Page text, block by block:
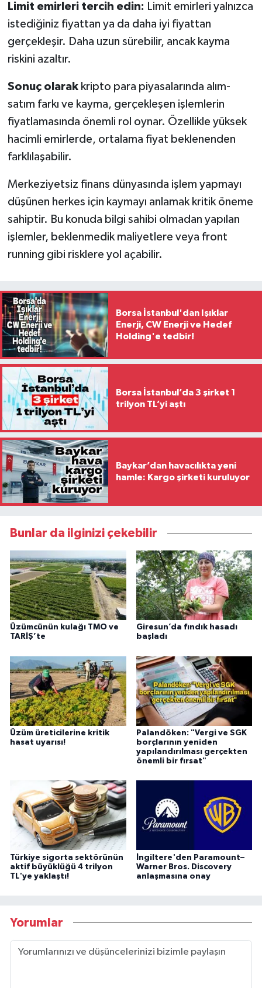
Limit emirleri tercih edin: Limit emirleri yalnızca
istediğiniz fiyattan ya da daha iyi fiyattan
gerçekleşir. Daha uzun sürebilir, ancak kayma
riskini azaltır.
Sonuç olarak kripto para piyasalarında alım-
satım farkı ve kayma, gerçekleşen işlemlerin
fiyatlamasında önemli rol oynar. Özellikle yüksek
hacimli emirlerde, ortalama fiyat beklenenden
farklılaşabilir.
Merkeziyetsiz finans dünyasında işlem yapmayı
düşünen herkes için kaymayı anlamak kritik öneme
sahiptir. Bu konuda bilgi sahibi olmadan yapılan
işlemler, beklenmedik maliyetlere veya front
running gibi risklere yol açabilir.
Borsa İstanbul'dan Işıklar
Enerji, CW Enerji ve Hedef
Holding'e tedbir!
Borsa İstanbul’da 3 şirket 1
trilyon TL’yi aştı
Baykar’dan havacılıkta yeni
hamle: Kargo şirketi kuruluyor
Bunlar da ilginizi çekebilir
Üzümcünün kulağı TMO ve
TARİŞ’te
Giresun’da fındık hasadı
başladı
Üzüm üreticilerine kritik
hasat uyarısı!
Palandöken: "Vergi ve SGK
borçlarının yeniden
yapılandırılması gerçekten
önemli bir fırsat"
Türkiye sigorta sektörünün
aktif büyüklüğü 4 trilyon
TL'ye yaklaştı!
İngiltere'den Paramount–
Warner Bros. Discovery
anlaşmasına onay
Yorumlar